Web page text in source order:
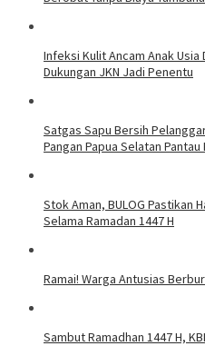
Infeksi Kulit Ancam Anak Usia
Dukungan JKN Jadi Penentu
Satgas Sapu Bersih
Pangan Papua Selatan
Stok Aman, BULOG Pastikan
Selama Ramadan 1447 H
Ramai! Warga Antusias
Sambut Ramadhan 1447 H,